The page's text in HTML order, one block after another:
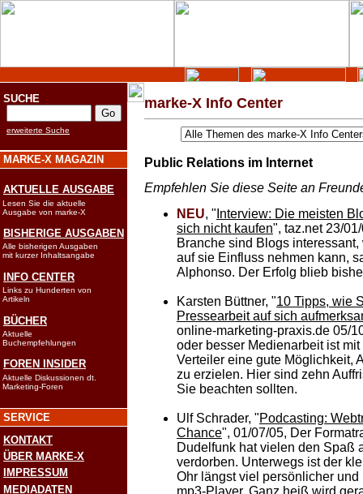
SUCHE
erweiterte Suche
marke-X Info Center
Public Relations im Internet
Empfehlen Sie diese Seite an
NEU, " Interview: Die meisten
sich nicht kaufen", taz.net 23/
Branche sind Blogs
auf sie Einfluss nehmen kann,
Alphonso. Der Erfolg blieb
Karsten Büttner, "10 Tipps, wie
Pressearbeit auf sich
online-marketing-praxis.de 05/
oder besser Medienarbeit ist
Verteiler eine gute Möglichkeit,
zu erzielen. Hier sind zehn
Sie beachten sollten.
Ulf Schrader, "Podcasting:
Chance", 01/07/05, Der
Dudelfunk hat vielen den Spaß
verdorben. Unterwegs ist der
Ohr längst viel persönlicher
mp3-Player. Ganz heiß wird
MARKE-X MAGAZIN
AKTUELLE AUSGABE
Lesen Sie die aktuelle
Ausgabe von marke-X
BISHERIGE AUSGABEN
Alle bisherigen Ausgaben
mit kurzer Inhaltsangabe
INFO CENTER
Links zu Hunderten von
Artikeln
BÜCHER
Aktuelle
Buchempfehlungen
FOREN INSIDER
Aktuelle Diskussionen dt.
Marketing-Foren
SERVICE
KONTAKT
ÜBER MARKE-X
IMPRESSUM
MEDIADATEN